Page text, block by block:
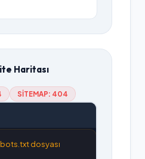
Haritası
SITEMAP: 404
dosyası